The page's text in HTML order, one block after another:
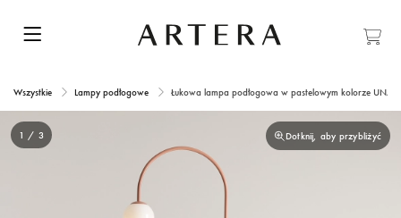
Wszystkie Lampy podłogowe Łukowa lampa podłogowa w pastelowym kolorze UNA
Dotknij, aby przybliżyć
1 / 3